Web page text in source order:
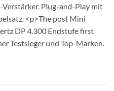
Verstärker. Plug-and-Play mit
<p>The post Mini
DP 4.300 Endstufe first
Testsieger und Top-Marken.